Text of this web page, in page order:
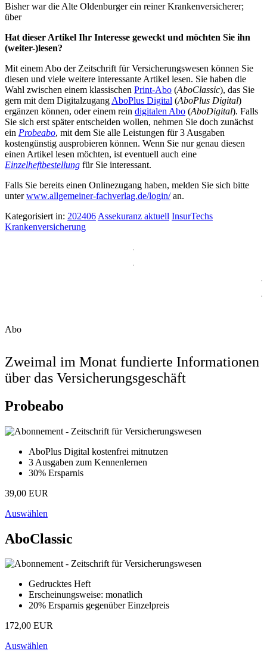
Bisher war die Alte Oldenburger ein reiner Krankenversicherer;
über
Hat dieser Artikel Ihr Interesse geweckt und möchten Sie ihn
(weiter-)lesen?
Mit einem Abo der Zeitschrift für Versicherungswesen können Sie
diesen und viele weitere interessante Artikel lesen. Sie haben die
Wahl zwischen einem klassischen Print-Abo (AboClassic), das Sie
gern mit dem Digitalzugang AboPlus Digital (AboPlus Digital)
ergänzen können, oder einem rein digitalen Abo (AboDigital). Falls
Sie sich erst später entscheiden wollen, nehmen Sie doch zunächst
ein Probeabo, mit dem Sie alle Leistungen für 3 Ausgaben
kostengünstig ausprobieren können. Wenn Sie nur genau diesen
einen Artikel lesen möchten, ist eventuell auch eine
Einzelheftbestellung für Sie interessant.
Falls Sie bereits einen Onlinezugang haben, melden Sie sich bitte
unterwww.allgemeiner-fachverlag.de/login/an.
Kategorisiert in: 202406 Assekuranz aktuell InsurTechs
Krankenversicherung
Abo
Zweimal im Monat fundierte Informationen
über das Versicherungsgeschäft
Probeabo
AboPlus Digital kostenfrei mitnutzen
3 Ausgaben zum Kennenlernen
30% Ersparnis
39,00 EUR
Auswählen
AboClassic
Gedrucktes Heft
Erscheinungsweise: monatlich
20% Ersparnis gegenüber Einzelpreis
172,00 EUR
Auswählen